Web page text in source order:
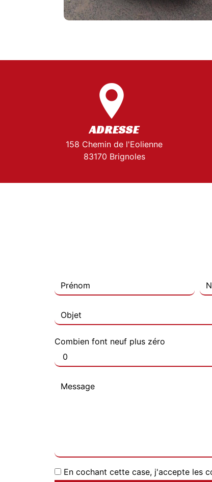
ADRESSE
158 Chemin de l'Eolienne
83170 Brignoles
Combien font neuf plus zéro
En cochant cette case, j'accepte les